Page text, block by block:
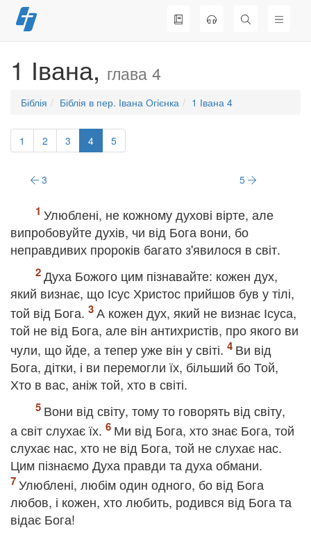
Перейти
до
1 Івана, глава 4
Біблія Біблія в пер. Івана Огієнка 1 Івана 4
1 2 3 4 5
3 5
Улюблені, не кожному духові вірте, але
випробовуйте духів, чи від Бога вони, бо
неправдивих пророків багато з'явилося в світ.
Духа Божого цим пізнавайте: кожен дух,
який визнає, що Ісус Христос прийшов був у тілі,
той від Бога.
А кожен дух, який не визнає Ісуса,
той не від Бога, але він антихристів, про якого ви
чули, що йде, а тепер уже він у світі.
Ви від
Бога, дітки, і ви перемогли їх, більший бо Той,
Хто в вас, аніж той, хто в світі.
Вони від світу, тому то говорять від світу,
а світ слухає їх.
Ми від Бога, хто знає Бога, той
слухає нас, хто не від Бога, той не слухає нас.
Цим пізнаємо Духа правди та духа обмани.
Улюблені, любім один одного, бо від Бога
любов, і кожен, хто любить, родився від Бога та
відає Бога!